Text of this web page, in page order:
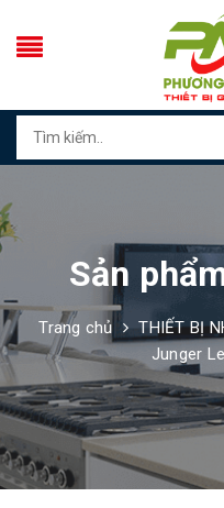
Sản
Trang chủ THIẾT BỊ
Junger